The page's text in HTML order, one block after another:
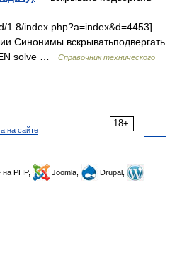
1.8/index.php?a=index&d=4453]
Синонимы вскрыватьподвергать
solve …
Справочник технического
18+
на сайте
на PHP, Joomla,
Drupal,